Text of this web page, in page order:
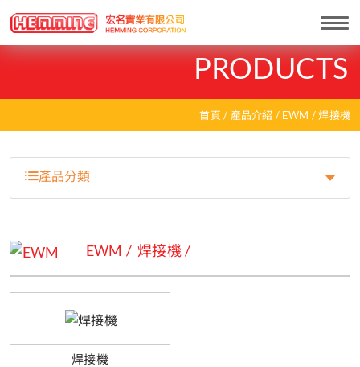
PRODUCTS
首頁 產品介紹 EWM 焊接機
產品分類
EWM 焊接機
焊接機